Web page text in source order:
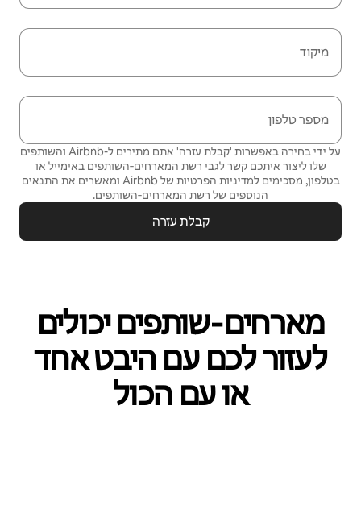
מיקוד
מספר טלפון
על ידי בחירה באפשרות 'קבלת עזרה' אתם מתירים ל-Airbnb והשותפים
שלו ליצור איתכם קשר לגבי רשת המארחים‑השותפים באימייל או
בטלפון, מסכימים למדיניות הפרטיות של Airbnb ומאשרים את
התנאים
הנוספים של רשת המארחים‑השותפים.
קבלת עזרה
מארחים‑שותפים יכולים
לעזור לכם עם היבט אחד
או עם הכול